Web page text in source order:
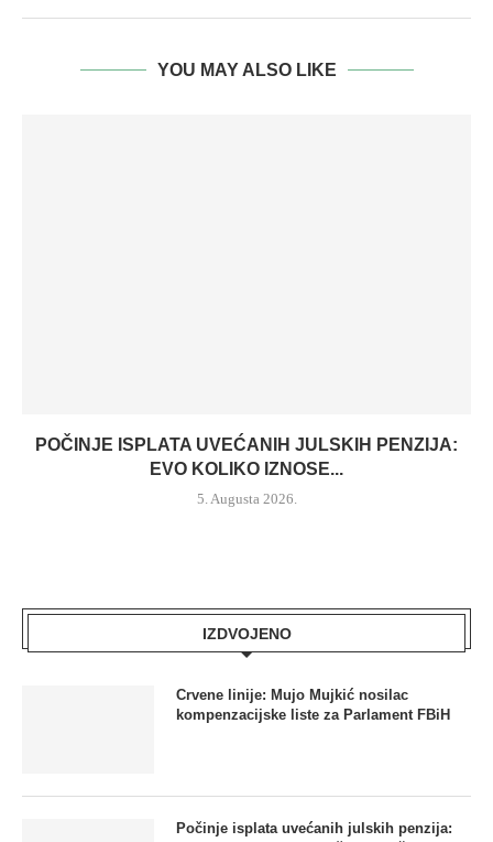
YOU MAY ALSO LIKE
POČINJE ISPLATA UVEĆANIH JULSKIH PENZIJA:
EVO KOLIKO IZNOSE...
5. Augusta 2026.
IZDVOJENO
Crvene linije: Mujo Mujkić nosilac
kompenzacijske liste za Parlament FBiH
Počinje isplata uvećanih julskih penzija: